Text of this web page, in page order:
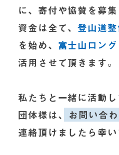
に、寄付や協賛を募集
資金は全て、登山道
を始め、 富士山ロン
活用させて頂きます。
私たちと一緒に活動
団体様は、
お問い合
連絡頂けましたら幸い